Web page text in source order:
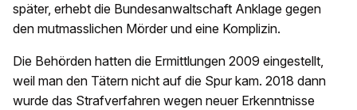
später, erhebt die Bundesanwaltschaft Anklage gegen
den mutmasslichen Mörder und eine Komplizin.
Die Behörden hatten die Ermittlungen 2009 eingestellt,
weil man den Tätern nicht auf die Spur kam. 2018 dann
wurde das Strafverfahren wegen neuer Erkenntnisse